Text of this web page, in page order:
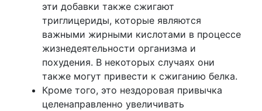
эти добавки также сжигают
триглицериды, которые являются
важными жирными кислотами в процессе
жизнедеятельности организма и
похудения. В некоторых случаях они
также могут привести к сжиганию белка.
Кроме того, это нездоровая привычка
целенаправленно увеличивать